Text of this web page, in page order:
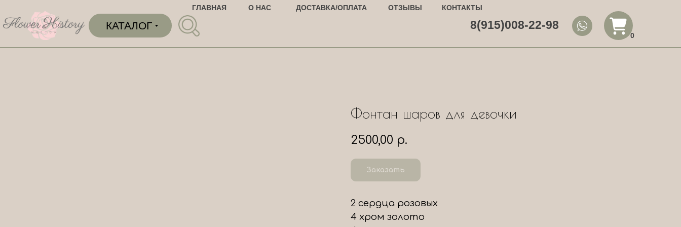
8(915)008-22-98
КАТАЛОГ
О НАС
ГЛАВНАЯ ДОСТАВКА/ОПЛАТА ОТЗЫВЫ КОНТАКТЫ
0
Фонтан шаров для девочки
2500,00 р.
Заказать
2 сердца розовых
4 хром золото